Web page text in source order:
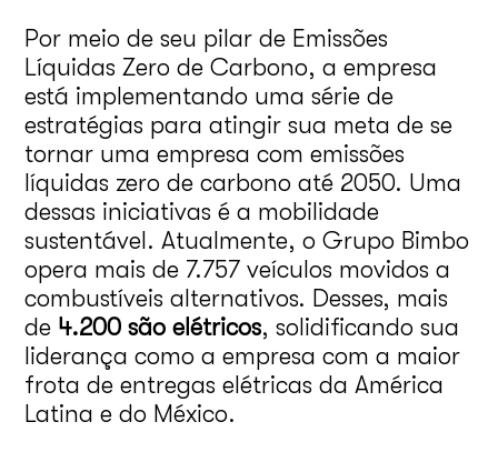
Por meio de seu pilar de Emissões
Líquidas Zero de Carbono, a empresa
está implementando uma série de
estratégias para atingir sua meta de se
tornar uma empresa com emissões
líquidas zero de carbono até 2050. Uma
dessas iniciativas é a mobilidade
sustentável. Atualmente, o Grupo Bimbo
opera mais de 7.757 veículos movidos a
combustíveis alternativos. Desses, mais
de 4.200 são elétricos, solidificando sua
liderança como a empresa com a maior
frota de entregas elétricas da América
Latina e do México.